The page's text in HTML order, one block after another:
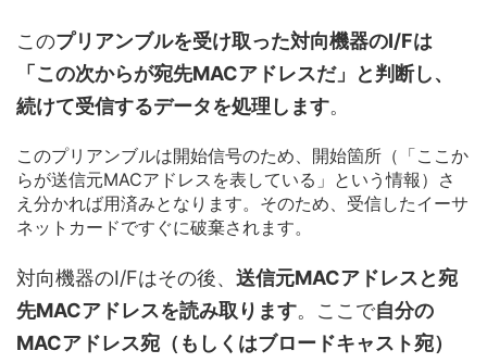
このプリアンブルを受け取った対向機器のI/Fは
「この次からが宛先MACアドレスだ」と判断し、
続けて受信するデータを処理します。
このプリアンブルは開始信号のため、開始箇所（「ここか
らが送信元MACアドレスを表している」という情報）さ
え分かれば用済みとなります。そのため、受信したイーサ
ネットカードですぐに破棄されます。
対向機器のI/Fはその後、 送信元MACアドレスと宛
先MACアドレスを読み取ります。ここで自分の
MACアドレス宛（もしくはブロードキャスト宛）